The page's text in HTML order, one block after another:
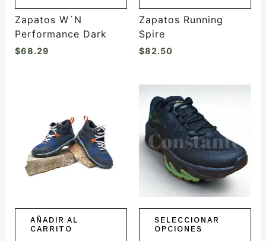
la
página
producto
Zapatos W´N
Performance Dark
$68.29
la
página
de
producto
Zapatos Running
Spire
$82.50
AÑADIR AL
CARRITO
SELECCIONAR
OPCIONES
producto
tiene
múltiples
variantes.
Las
opciones
elegir
$88.50
hasta
$98.00